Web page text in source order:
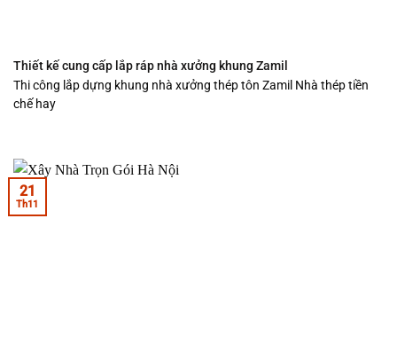
Thiết kế cung cấp lắp ráp nhà xưởng khung Zamil
Thi công lắp dựng khung nhà xưởng thép tôn Zamil Nhà thép tiền
chế hay
21
Th11